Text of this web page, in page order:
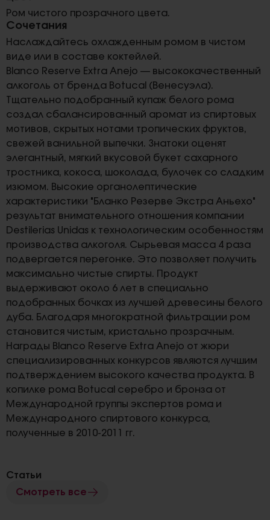
Ром чистого прозрачного цвета.
Сочетания
Наслаждайтесь охлажденным ромом в чистом
виде или в составе коктейлей.
Blanco Reserve Extra Anejo — высококачественный
алкоголь от бренда Botucal (Венесуэла).
Тщательно подобранный купаж белого рома
создал сбалансированный аромат из спиртовых
мотивов, скрытых нотами тропических фруктов,
свежей ванильной выпечки. Знатоки оценят
элегантный, мягкий вкусовой букет сахарного
тростника, кокоса, шоколада, булочек со сладким
изюмом. Высокие органолептические
характеристики "Бланко Резерве Экстра Аньехо"
результат внимательного отношения компании
Destilerias Unidas к технологическим особенностям
производства алкоголя. Сырьевая масса 4 раза
подвергается перегонке. Это позволяет получить
максимально чистые спирты. Продукт
выдерживают около 6 лет в специально
подобранных бочках из лучшей древесины белого
дуба. Благодаря многократной фильтрации ром
становится чистым, кристально прозрачным.
Награды Blanco Reserve Extra Anejo от жюри
специализированных конкурсов являются лучшим
подтверждением высокого качества продукта. В
копилке рома Botucal серебро и бронза от
Международной группы экспертов рома и
Международного спиртового конкурса,
полученные в 2010-2011 гг.
Статьи
Смотреть все